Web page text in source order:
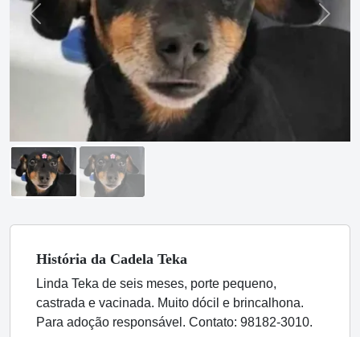
Previous Next
História da Cadela Teka
Linda Teka de seis meses, porte pequeno,
castrada e vacinada. Muito dócil e brincalhona.
Para adoção responsável. Contato: 98182-3010.